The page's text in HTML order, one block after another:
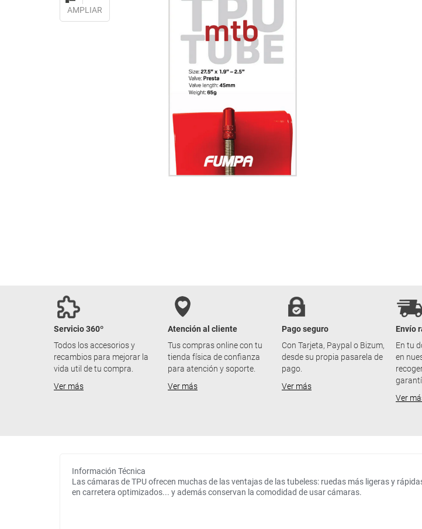
AMPLIAR
Servicio 360º
Todos los accesorios y
recambios para mejorar la
vida util de tu compra.
Ver más
Atención al cliente
Tus compras online con tu
tienda física de confianza
para atención y soporte.
Ver más
Pago seguro
Con Tarjeta, Paypal o Bizum,
desde su propia pasarela de
pago.
Ver más
Envío
En tu
en
Ver
Información Técnica
Las cámaras de TPU ofrecen muchas de las ventajas de las tubeless: ruedas más ligeras y
en carretera optimizados... y además conservan la comodidad de usar cámaras.